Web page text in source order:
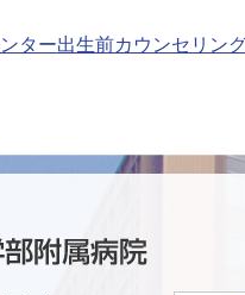
ター出生前カウンセリン